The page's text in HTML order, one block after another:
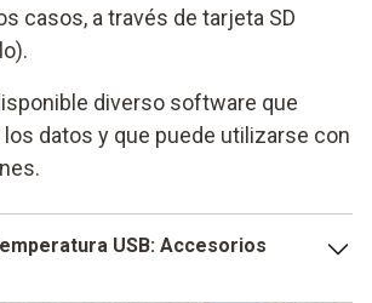
casos, a través de tarjeta SD
diverso software que
los datos y que puede utilizarse con
USB: Accesorios